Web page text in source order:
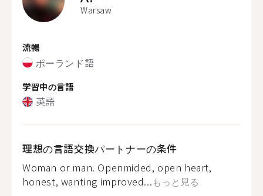
Warsaw
流暢
ポーランド語
学習中の言語
英語
理想の言語交換パートナーの条件
Woman or man. Openmided, open heart,
honest, wanting improved...もっと見る